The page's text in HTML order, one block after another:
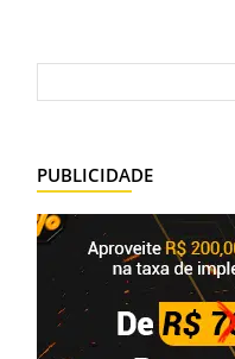
PUBLICIDADE